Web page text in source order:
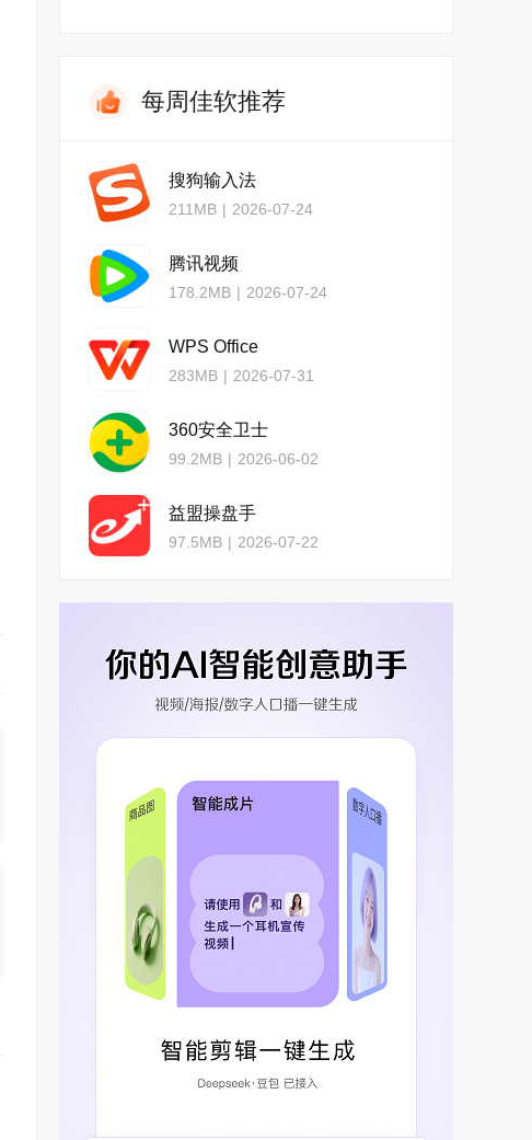
每周佳软推荐
搜狗输入法
211MB | 2026-07-24
腾讯视频
178.2MB | 2026-07-24
WPS Office
283MB | 2026-07-31
360安全卫士
99.2MB | 2026-06-02
益盟操盘手
97.5MB | 2026-07-22